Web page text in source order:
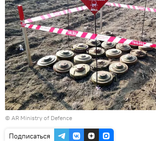
© AR Ministry of Defence
Подписаться